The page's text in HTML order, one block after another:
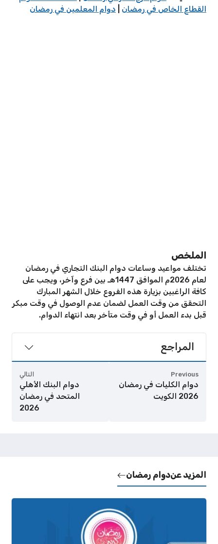
القطاع الخاص في رمضان
دوام المعلمين في رمضان
الملخص
تختلف مواعيد وساعات دوام البنك التجاري في رمضان
لعام 2026م الموافق 1447هـ بين فرع وآخر، ويجب على
كافة الراغبين بزيارة هذه الفروع خلال الشهر المبارك
التحقق من وقت العمل لضمان عدم الوصول في وقت مبكر
قبل بدء العمل أو في وقت متأخر بعد انتهاء الدوام.
المراجع
Previous
دوام الكليات في رمضان
2026 الكويت
التالي
دوام البنك الأهلي
المتحد في رمضان
2026
المزيد عندوام رمضان